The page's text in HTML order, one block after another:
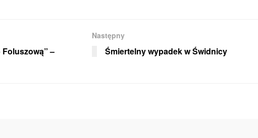
–
Następny
Śmiertelny wypadek w Świdnicy